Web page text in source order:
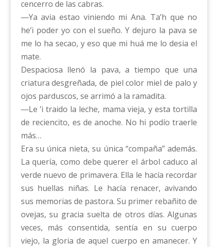
cencerro de las cabras.
―Ya avia estao viniendo mi Ana. Ta’h que no
he’i poder yo con el sueño. Y dejuro la pava se
me lo ha secao, y eso que mi huá me lo desia el
mate.
Despaciosa llenó la pava, a tiempo que una
criatura desgreñada, de piel color miel de palo y
ojos parduscos, se arrimó a la ramadita.
―Le ’i traido la leche, mama vieja, y esta tortilla
de reciencito, es de anoche. No hi podío traerle
más…
Era su única nieta, su única “compaña” además.
La quería, como debe querer el árbol caduco al
verde nuevo de primavera. Ella le hacía recordar
sus huellas niñas. Le hacía renacer, avivando
sus memorias de pastora. Su primer rebañito de
ovejas, su gracia suelta de otros días. Algunas
veces, más consentida, sentía en su cuerpo
viejo, la gloria de aquel cuerpo en amanecer. Y